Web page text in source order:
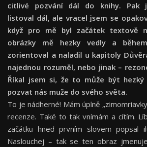
citlivé pozvání dál do knihy. Pak
listoval dál, ale vracel jsem se
když pro mě byl začátek textově
obrázky mě hezky vedly a
zorientoval a naladil u kapitoly
najednou rozuměl, nebo jinak –
Říkal jsem si, že to může být
pozvat nás muže do svého světa.
To je nádherné! Mám úplně
recenze. Také to tak vnímám a cítím.
začátku hned prvním slovem popsal
Naslouchej – tak se ten obraz